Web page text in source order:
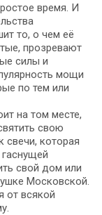
время. И
то, о чем её
прозревают
силы и
мощи
по тем или
на том месте,
свою
свечи, которая
свой дом или
Московской.
от всякой